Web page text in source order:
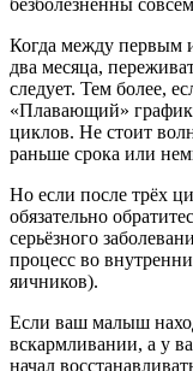
Когда между первым
два месяца,
следует. Тем более,
«Плавающий» график
циклов. Не стоит
раньше срока или
Но если после трёх
обязательно
серьёзного
процесс во
яичников).
Если ваш малыш
вскармливании, а у
начал